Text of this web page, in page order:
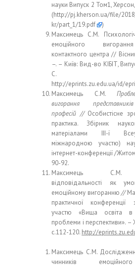
науки Випуск 2 Том1,
(http://pj.kherson.ua/file/
kr/part_1/19.pdf
)
Максимець С.М.
емоційного
контактного центра //
–. – Київ: Вид-во КІБІТ,
С. 97-
http://eprints.zu.edu.ua/id/
Максимець С.М.
вигорання
професій //Особистісне
практика. Збірник
матеріалами ІІІ-ї
міжнародною участю)
інтернет-конференції /
90-92.
Максимець С.М.
відповідальності як
емоційному вигоранню//
практичної
участю «Вища освіта в
проблеми і перспективи».
с.112-120. http://
Максимець С.М.
чинників